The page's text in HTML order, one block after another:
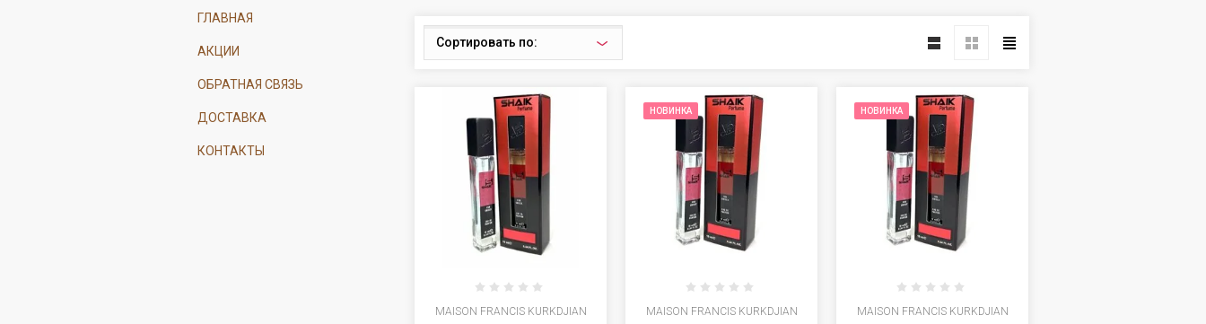
ГЛАВНАЯ
АКЦИИ
ОБРАТНАЯ СВЯЗЬ
ДОСТАВКА
КОНТАКТЫ
Сортировать по:
MAISON FRANCIS KURKDJIAN
НОВИНКА
MAISON FRANCIS KURKDJIAN
НОВИНКА
MAISON FRANCIS KURKDJIAN